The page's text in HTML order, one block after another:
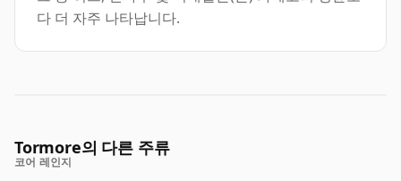
다 더 자주 나타납니다.
Tormore의 다른 주류
코어 레인지